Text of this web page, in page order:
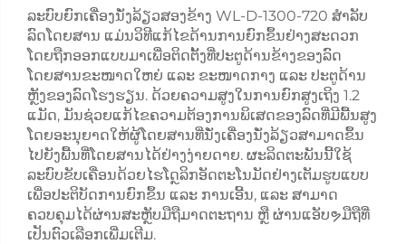
ລະບົບຍົກເຄື່ອງນັ່ງລ້ຽວສອງຂ້າງ WL-D-1300-720 ສຳລັບ
ລົດໂດຍສານ ແມ່ນວິທີແກ້ໄຂດ້ານການຍົກຂຶ້ນຢ່າງສະດວກ
ໂດຍຖືກອອກແບບມາເພື່ອຕິດຕັ້ງທີ່ປະຕູດ້ານຂ້າງຂອງລົດ
ໂດຍສານຂະໜາດໃຫຍ່ ແລະ ຂະໜາດກາງ ແລະ ປະຕູດ້ານ
ຫຼັງຂອງລົດໂຮງຮຽນ. ດ້ວຍຄວາມສູງໃນການຍົກສູງເຖິງ 1.2
ແມັດ, ມັນຊ່ວຍແກ້ໄຂຄວາມຕ້ອງການພິເສດຂອງລົດທີ່ມີພື້ນສູງ
ໂດຍອະນຸຍາດໃຫ້ຜູ້ໂດຍສານທີ່ນັ່ງເຄື່ອງນັ່ງລ້ຽວສາມາດຂຶ້ນ
ໄປຍັງພື້ນທີ່ໂດຍສານໄດ້ຢ່າງງ່າຍດາຍ. ຜະລິດຕະພັນນີ້ໃຊ້
ລະບົບຂັບເຄື່ອນດ້ວຍໄຮໂດຼລິກອັດຕະໂນມັດຢ່າງເຕັມຮູບແບບ
ເພື່ອປະຕິບັດການຍົກຂຶ້ນ ແລະ ການເອີ້ນ, ແລະ ສາມາດ
ຄວບຄຸມໄດ້ຜ່ານສະຫຼັບມືຖືມາດຕະຖານ ຫຼື ຜ່ານແອັບຯມືຖືທີ່
ເປັນຕົວເລືອກເພີ່ມເຕີມ.